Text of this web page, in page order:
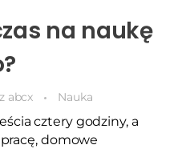
na naukę
abcx Nauka
cztery godziny, a
domowe